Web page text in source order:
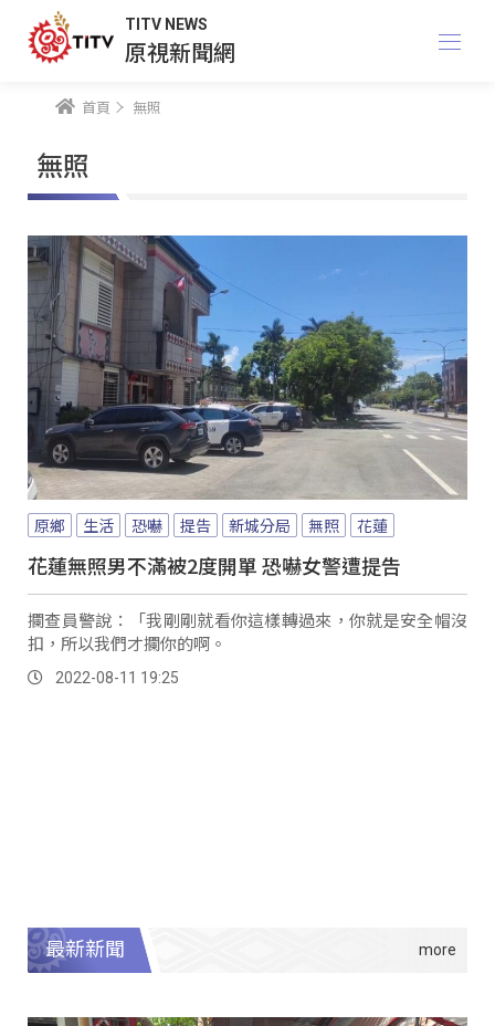
TITV NEWS
原視新聞網
首頁 無照
無照
原鄉 生活 恐嚇 提告 新城分局 無照 花蓮
花蓮無照男不滿被2度開單 恐嚇女警遭提告
攔查員警說：「我剛剛就看你這樣轉過來，你就是安全帽沒
扣，所以我們才攔你的啊。
2022-08-11 19:25
最新新聞